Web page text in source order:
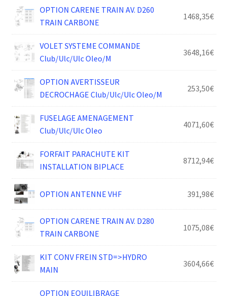
OPTION CARENE TRAIN AV. D260
TRAIN CARBONE
1468,35€
VOLET SYSTEME COMMANDE
Club/Ulc/Ulc Oleo/M
3648,16€
OPTION AVERTISSEUR
DECROCHAGE Club/Ulc/Ulc Oleo/M
253,50€
FUSELAGE AMENAGEMENT
Club/Ulc/Ulc Oleo
4071,60€
FORFAIT PARACHUTE KIT
INSTALLATION BIPLACE
8712,94€
OPTION ANTENNE VHF 391,98€
OPTION CARENE TRAIN AV. D280
TRAIN CARBONE
1075,08€
KIT CONV FREIN STD=>HYDRO
MAIN
3604,66€
OPTION EQUILIBRAGE